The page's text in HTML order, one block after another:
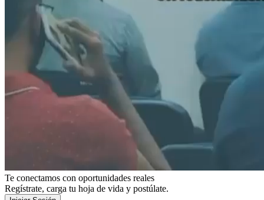
Te conectamos con oportunidades reales
Regístrate, carga tu hoja de vida y postúlate.